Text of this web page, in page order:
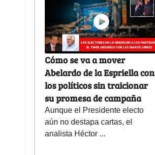
Cómo se va a mover
Abelardo de la Espriella con
los políticos sin traicionar
su promesa de campaña
Aunque el Presidente electo
aún no destapa cartas, el
analista Héctor ...